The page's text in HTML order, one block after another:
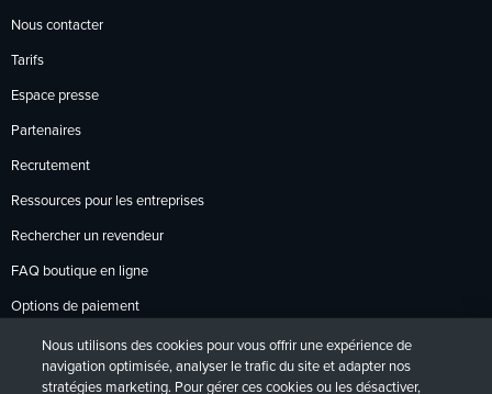
Nous contacter
Tarifs
Espace presse
Partenaires
Recrutement
Ressources pour les entreprises
Rechercher un revendeur
FAQ boutique en ligne
Options de paiement
Politique de retour
Nous utilisons des cookies pour vous offrir une expérience de
navigation optimisée, analyser le trafic du site et adapter nos
stratégies marketing. Pour gérer ces cookies ou les désactiver,